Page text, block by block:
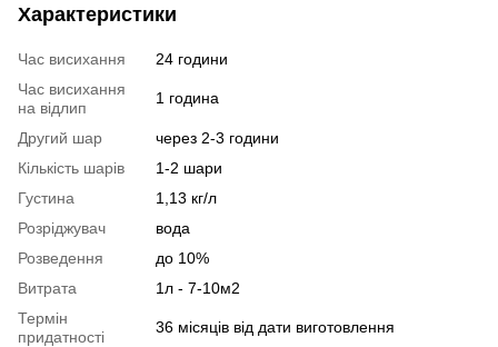
Характеристики
Час висихання
24 години
Час висихання
на відлип
1 година
Другий шар
через 2-3 години
Кількість шарів
1-2 шари
Густина
1,13 кг/л
Розріджувач
вода
Розведення
до 10%
Витрата
1л - 7-10м2
Термін
придатності
36 місяців від дати виготовлення